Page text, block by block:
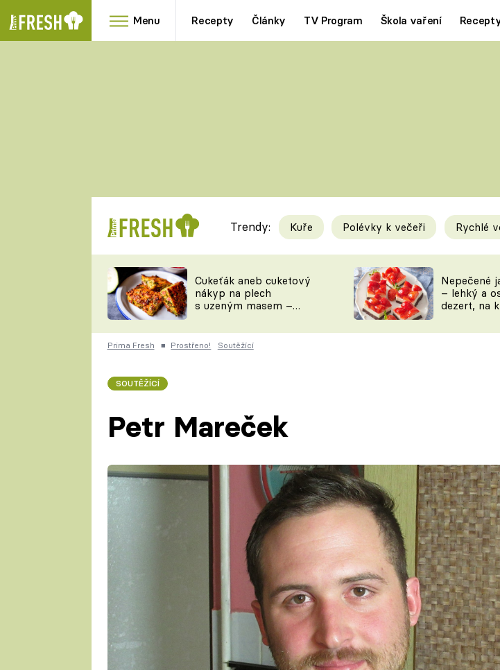
Menu Recepty Články TV Program Škola vaření
RYCHLOVKY
Videorecepty
TEĎ VAŘÍ ŠÉF!
ČESKO NA TALÍŘI
Tipy a triky
KAM ZA JÍDLEM
VYCHYTÁVKY
Trendy: Kuře Polévky k večeři Rychlé
Cukeťák aneb cuketový
nákyp na plech
s uzeným masem –
zpracovat přerostlé
cukety
Nepečené
– lehký a
dezert, na
Prima Fresh ■ Prostřeno! Soutěžící
SOUTĚŽÍCÍ
Petr Mareček